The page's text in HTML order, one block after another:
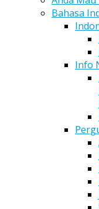
Bahasa
Info